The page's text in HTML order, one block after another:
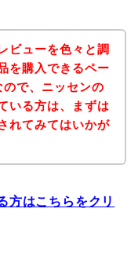
ビューを色々と調
を購入できるペー
で、ニッセンの
いる方は、まずは
れてみてはいかが
方はこちらをクリ